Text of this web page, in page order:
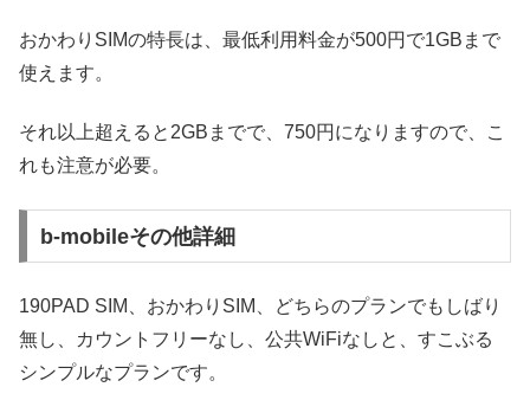
おかわりSIMの特長は、最低利用料金が500円で1GBまで
使えます。
それ以上超えると2GBまでで、750円になりますので、こ
れも注意が必要。
b-mobileその他詳細
190PAD SIM、おかわりSIM、どちらのプランでもしばり
無し、カウントフリーなし、公共WiFiなしと、すこぶる
シンプルなプランです。